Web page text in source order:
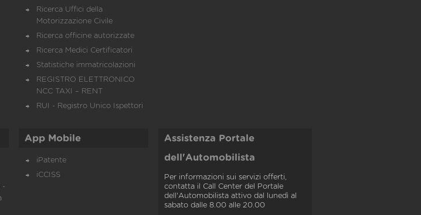
Ricerca Uffici della
Motorizzazione Civile
Ricerca officine autorizzate
Ricerca Medici Certificatori
Statistiche immatricolazioni
REGISTRO ELETTRONICO
NCC TAXI – RENT
RUI - Registro Unico Ispettori
-
App Mobile
iPatente
iCCISS
Assistenza Portale
dell'Automobilista
Per informazioni sui servizi offerti,
contatta il Call Center del Portale
dell'Automobilista attivo dal lunedì al
sabato dalle 8.00 alle 20.00